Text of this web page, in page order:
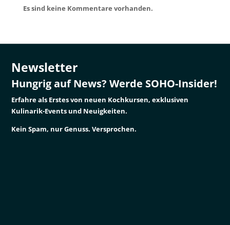
Es sind keine Kommentare vorhanden.
Newsletter
Hungrig auf News? Werde SOHO-Insider!
Erfahre als Erstes von neuen Kochkursen, exklusiven
Kulinarik-Events und Neuigkeiten.
Kein Spam, nur Genuss. Versprochen.